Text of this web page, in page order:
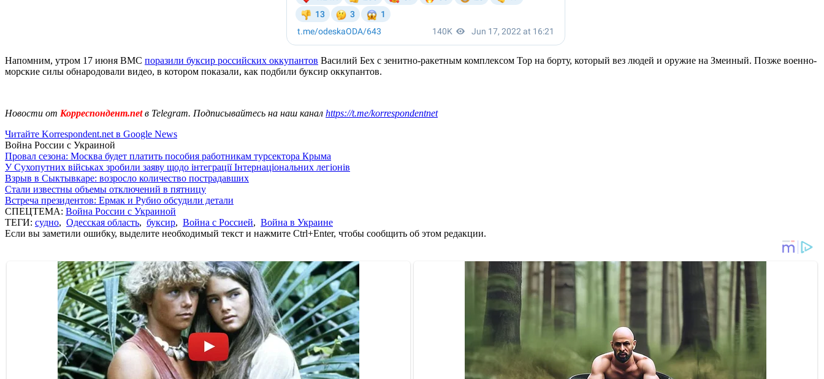
Напомним, утром 17 июня ВМС поразили буксир российских оккупантов Василий Бех с зенитно-ракетным комплексом Тор на борту, который вез людей и оружие на Змеиный. Позже военно-
морские силы обнародовали видео, в котором показали, как подбили буксир оккупантов.
Новости от Корреспондент.netв Telegram. Подписывайтесь на наш канал https://t.me/korrespondentnet
Читайте Korrespondent.net в Google News
Война России с Украиной
Провал сезона: Москва будет платить пособия работникам турсектора Крыма
У Сухопутних військах зробили заяву щодо інтеграції Інтернаціональних легіонів
Взрыв в Сыктывкаре: возросло количество пострадавших
Стали известны объемы отключений в пятницу
Встреча президентов: Ермак и Рубио обсудили детали
СПЕЦТЕМА: Война России с Украиной
ТЕГИ: судно, Одесская область, буксир, Война с Россией, Война в Украине
Если вы заметили ошибку, выделите необходимый текст и нажмите Ctrl+Enter, чтобы сообщить об этом редакции.